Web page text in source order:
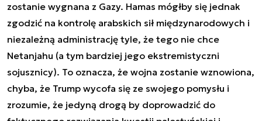
zostanie wygnana z Gazy. Hamas mógłby się jednak
zgodzić na kontrolę arabskich sił międzynarodowych i
niezależną administrację tyle, że tego nie chce
Netanjahu (a tym bardziej jego ekstremistyczni
sojusznicy). To oznacza, że wojna zostanie wznowiona,
chyba, że Trump wycofa się ze swojego pomysłu i
zrozumie, że jedyną drogą by doprowadzić do